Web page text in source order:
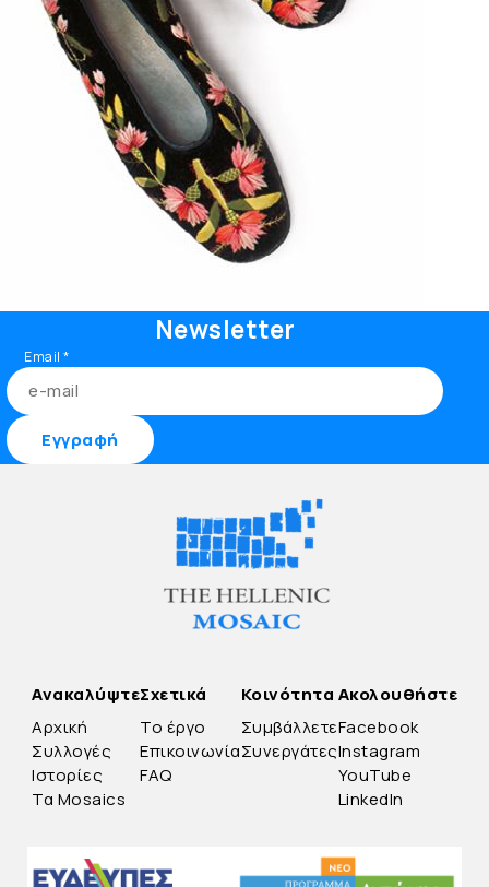
Newsletter
Email*
Ανακαλύψτε
Αρχική
Συλλογές
Ιστορίες
Τα Mosaics
Σχετικά
Το έργο
Επικοινωνία
FAQ
Κοινότητα
Συμβάλλετε
Συνεργάτες
Ακολουθήστε
Facebook
Instagram
YouTube
LinkedIn